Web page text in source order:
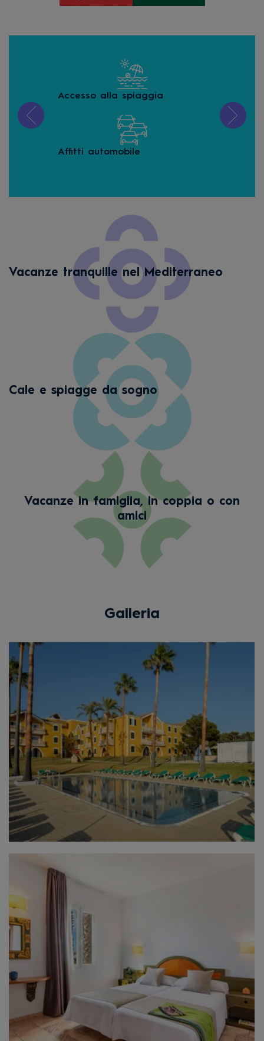
Accesso alla spiaggia
Affitti automobile
Vacanze tranquille nel Mediterraneo
Cale e spiagge da sogno
Vacanze in famiglia, in coppia o con
amici
Galleria